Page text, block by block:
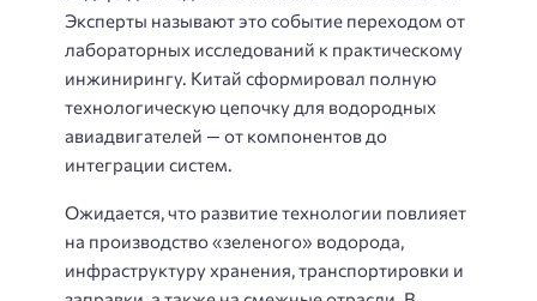
Эксперты называют это событие переходом от
лабораторных исследований к практическому
инжинирингу. Китай сформировал полную
технологическую цепочку для водородных
авиадвигателей — от компонентов до
интеграции систем.
Ожидается, что развитие технологии повлияет
на производство «зеленого» водорода,
инфраструктуру хранения, транспортировки и